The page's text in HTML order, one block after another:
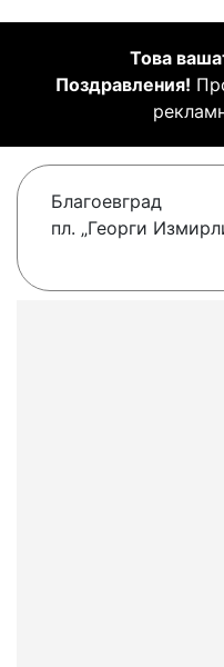
Това
Поздравления!
Благоевград
пл. „Георги